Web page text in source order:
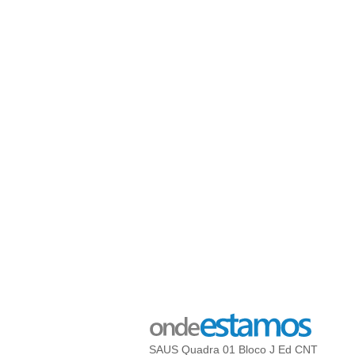
SAUS Quadra 01 Bloco J Ed CNT